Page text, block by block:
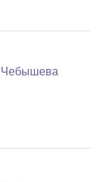
Чебышева